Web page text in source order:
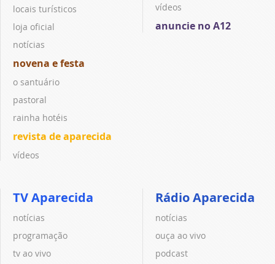
locais turísticos
loja oficial
notícias
novena e festa
o santuário
pastoral
rainha hotéis
revista de aparecida
vídeos
vídeos
anuncie no A12
TV Aparecida
notícias
programação
tv ao vivo
Rádio Aparecida
notícias
ouça ao vivo
podcast